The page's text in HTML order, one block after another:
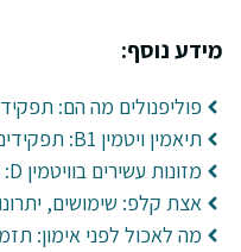
מידע נוסף:
פוליפנולים מה הם:
תיאמין ויטמין B1: תפקידים חסר ומקורות
מזונות עשירים בוויטמין D: מקורות תזונתיים ושילובים חכמים
אצת קלפ: שימושים,
מה לאכול לפני אימון: